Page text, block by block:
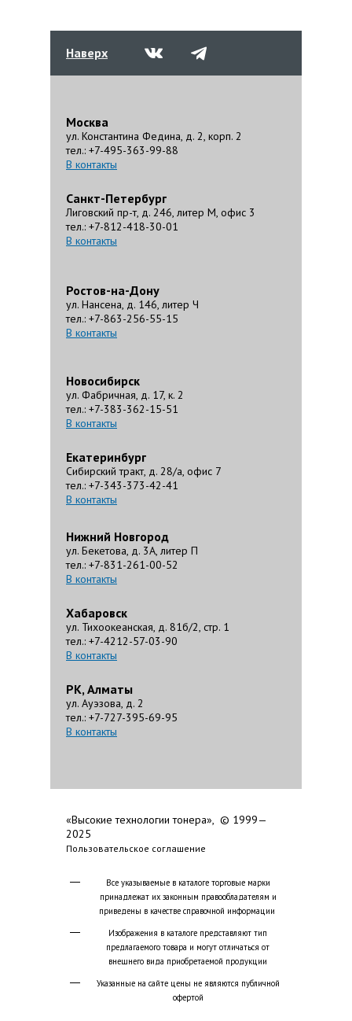
Наверх
Москва
ул. Константина Федина, д. 2, корп. 2
тел.: +7-495-363-99-88
В контакты
Санкт-Петербург
Лиговский пр-т, д. 246, литер М, офис 3
тел.: +7-812-418-30-01
В контакты
Ростов-на-Дону
ул. Нансена, д. 146, литер Ч
тел.: +7-863-256-55-15
В контакты
Новосибирск
ул. Фабричная, д. 17, к. 2
тел.: +7-383-362-15-51
В контакты
Екатеринбург
Сибирский тракт, д. 28/а, офис 7
тел.: +7-343-373-42-41
В контакты
Нижний Новгород
ул. Бекетова, д. 3А, литер П
тел.: +7-831-261-00-52
В контакты
Хабаровск
ул. Тихоокеанская, д. 81б/2, стр. 1
тел.: +7-4212-57-03-90
В контакты
РК, Алматы
ул. Ауэзова, д. 2
тел.: +7-727-395-69-95
В контакты
«Высокие технологии тонера», © 1999—
2025
Пользовательское соглашение
Все указываемые в каталоге торговые марки
принадлежат их законным правообладателям и
приведены в качестве справочной информации
Изображения в каталоге представляют тип
предлагаемого товара и могут отличаться от
внешнего вида приобретаемой продукции
Указанные на сайте цены не являются публичной
офертой